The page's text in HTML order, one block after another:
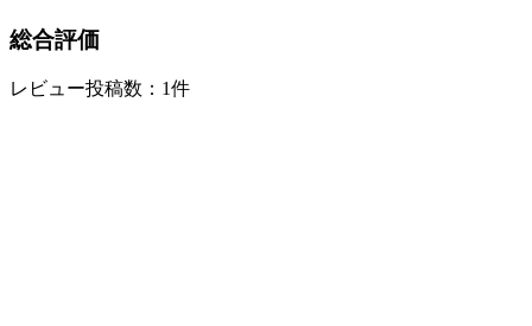
総合評価
レビュー投稿数：1件